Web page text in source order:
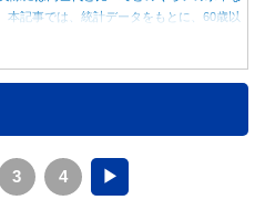
記事では、統計データをもとに、60歳以
3 4 ▶